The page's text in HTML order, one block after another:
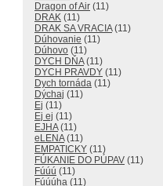
Dragon of Air (11)
DRAK (11)
DRAK SA VRACIA(11)
Dúhovanie (11)
Dúhovo (11)
DYCH DŇA(11)
DYCH PRAVDY (11)
Dych tornáda (11)
Dýchaj (11)
Ej (11)
Ej ej (11)
EJHA(11)
eLENA(11)
EMPATICKY (11)
FÚKANIE DO PÚPAV (11)
Fúúú (11)
Fúúúha (11)